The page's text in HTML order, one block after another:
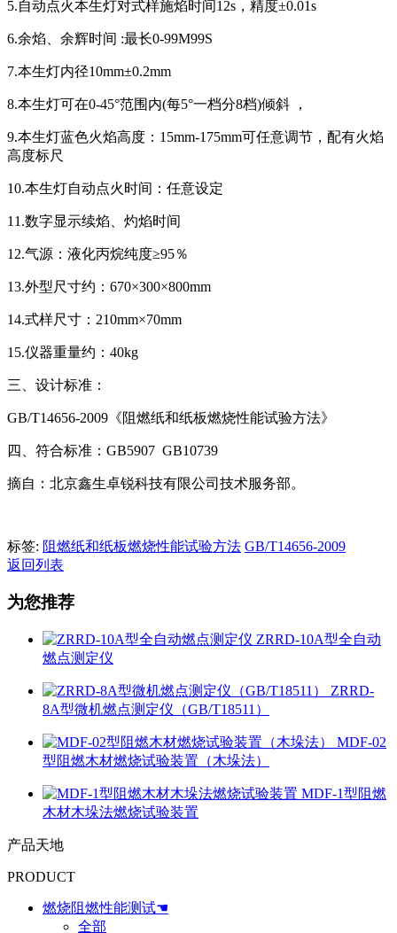
5.自动点火本生灯对式样施焰时间12s，精度±0.01s
6.余焰、余辉时间 :最长0-99M99S
7.本生灯内径10mm±0.2mm
8.本生灯可在0-45°范围内(每5°一档分8档)倾斜 ，
9.本生灯蓝色火焰高度：15mm-175mm可任意调节，配有火焰
高度标尺
10.本生灯自动点火时间：任意设定
11.数字显示续焰、灼焰时间
12.气源：液化丙烷纯度≥95％
13.外型尺寸约：670×300×800mm
14.式样尺寸：210mm×70mm
15.仪器重量约：40kg
三、设计标准：
GB/T14656-2009《阻燃纸和纸板燃烧性能试验方法》
四、符合标准：GB5907 GB10739
摘自：北京鑫生卓锐科技有限公司技术服务部。
标签: 阻燃纸和纸板燃烧性能试验方法 GB/T14656-2009
返回列表
为您推荐
ZRRD-10A型全自动
燃点测定仪
ZRRD-
8A型微机燃点测定仪（GB/T18511）
MDF-02
型阻燃木材燃烧试验装置（木垛法）
MDF-1型阻燃
木材木垛法燃烧试验装置
产品天地
PRODUCT
燃烧阻燃性能测试☚
全部